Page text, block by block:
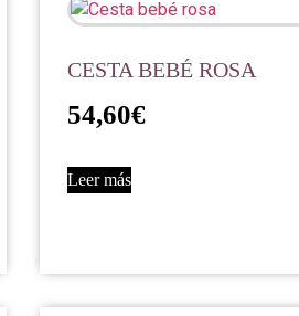
CESTA BEBÉ ROSA
54,60€
Leer más